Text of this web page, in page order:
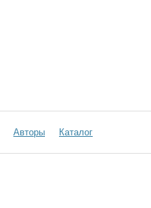
Авторы Каталог